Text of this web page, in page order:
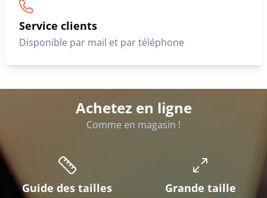
Service clients
Disponible par mail et par téléphone
Achetez en ligne
Comme en magasin !
Guide des tailles Grande taille